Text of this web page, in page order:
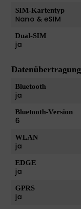
SIM-Kartentyp
Nano & eSIM
Dual-SIM
ja
Datenübertragung
Bluetooth
ja
Bluetooth-Version
6
WLAN
ja
EDGE
ja
GPRS
ja